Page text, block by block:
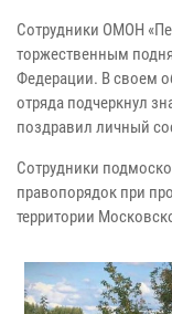
Сотрудники ОМОН
торжественным
Федерации. В своем
отряда подчеркнул
поздравил личный
Сотрудники
правопорядок при
территории